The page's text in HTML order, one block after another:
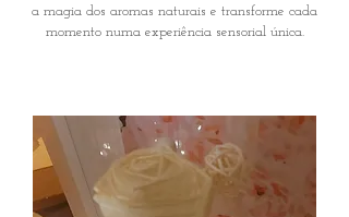
a magia dos aromas naturais e transforme cada
momento numa experiência sensorial única.